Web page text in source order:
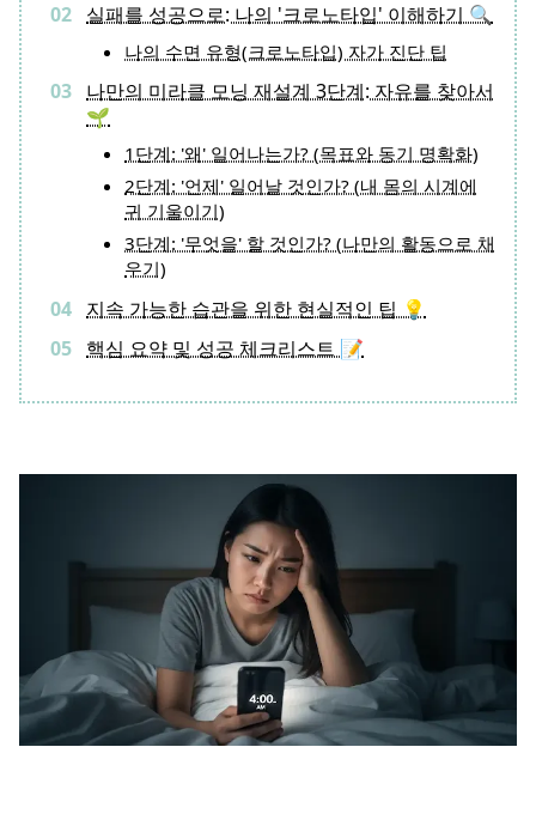
실패를 성공으로: 나의 '크로노타입' 이해하기 🔍
나의 수면 유형(크로노타입) 자가 진단 팁
나만의 미라클 모닝 재설계 3단계: 자유를 찾아서
🌱
1단계: '왜' 일어나는가? (목표와 동기 명확화)
2단계: '언제' 일어날 것인가? (내 몸의 시계에
귀 기울이기)
3단계: '무엇을' 할 것인가? (나만의 활동으로 채
우기)
지속 가능한 습관을 위한 현실적인 팁 💡
핵심 요약 및 성공 체크리스트 📝